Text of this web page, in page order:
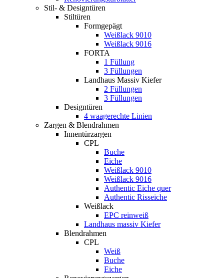
Stil- & Designtüren
Stiltüren
Formgepägt
Weißlack 9010
Weißlack 9016
FORTA
1 Füllung
3 Füllungen
Landhaus Massiv Kiefer
2 Füllungen
3 Füllungen
Designtüren
4 waagerechte Linien
Zargen & Blendrahmen
Innentürzargen
CPL
Buche
Eiche
Weißlack 9010
Weißlack 9016
Authentic Eiche quer
Authentic Risseiche
Weißlack
EPC reinweiß
Landhaus massiv Kiefer
Blendrahmen
CPL
Weiß
Buche
Eiche